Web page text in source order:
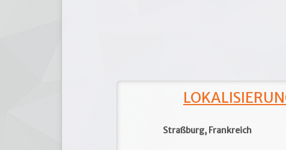
Straßburg, Frankreich